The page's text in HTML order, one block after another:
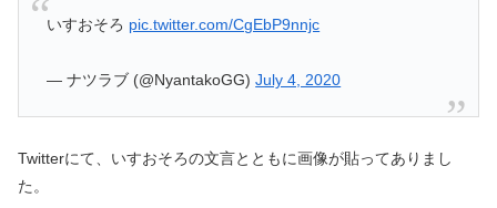
いすおそろ pic.twitter.com/CgEbP9nnjc
— ナツラブ (@NyantakoGG)July 4, 2020
Twitterにて、いすおそろの文言とともに画像が貼ってありまし
た。